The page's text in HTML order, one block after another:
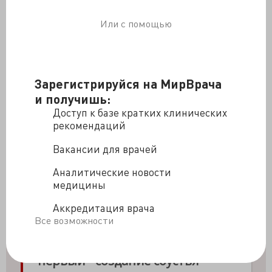
Зарегистрируйся на МирВрача
и получишь:
Доступ к базе кратких клинических
рекомендаций
Вакансии для врачей
Аналитические новости
медицины
Аккредитация врача
Все возможности
Или с помощью